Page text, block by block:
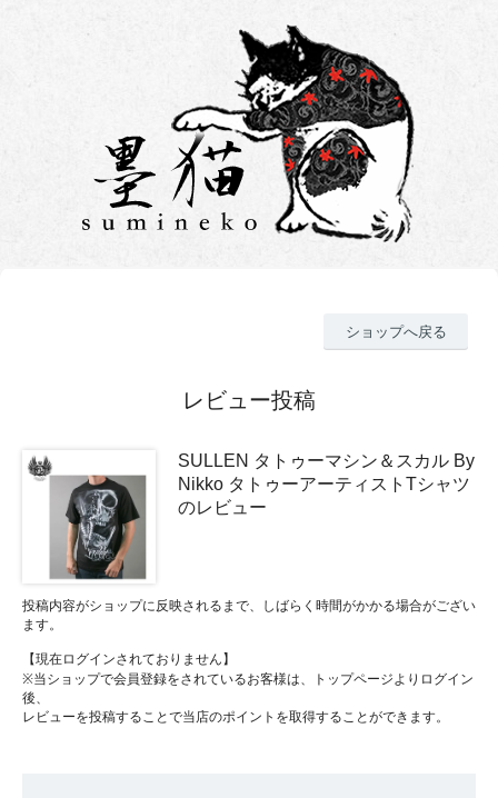
ショップへ戻る
レビュー投稿
SULLEN タトゥーマシン＆スカル By
Nikko タトゥーアーティストTシャツ
のレビュー
投稿内容がショップに反映されるまで、しばらく時間がかかる場合がござい
ます。
【現在ログインされておりません】
※当ショップで会員登録をされているお客様は、トップページよりログイン
後、
レビューを投稿することで当店のポイントを取得することができます。